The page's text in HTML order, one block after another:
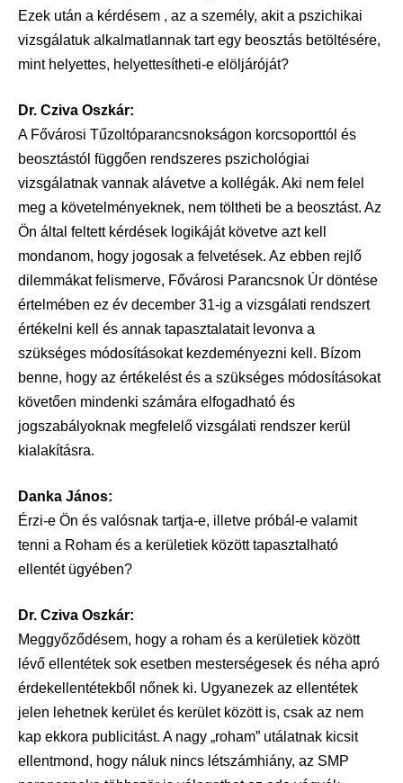
Ezek után a kérdésem , az a személy, akit a pszichikai
vizsgálatuk alkalmatlannak tart egy beosztás betöltésére,
mint helyettes, helyettesítheti-e elöljáróját?
Dr. Cziva Oszkár:
A Fővárosi Tűzoltóparancsnokságon korcsoporttól és
beosztástól függően rendszeres pszichológiai
vizsgálatnak vannak alávetve a kollégák. Aki nem felel
meg a követelményeknek, nem töltheti be a beosztást. Az
Ön által feltett kérdések logikáját követve azt kell
mondanom, hogy jogosak a felvetések. Az ebben rejlő
dilemmákat felismerve, Fővárosi Parancsnok Úr döntése
értelmében ez év december 31-ig a vizsgálati rendszert
értékelni kell és annak tapasztalatait levonva a
szükséges módosításokat kezdeményezni kell. Bízom
benne, hogy az értékelést és a szükséges módosításokat
követően mindenki számára elfogadható és
jogszabályoknak megfelelő vizsgálati rendszer kerül
kialakításra.
Danka János:
Érzi-e Ön és valósnak tartja-e, illetve próbál-e valamit
tenni a Roham és a kerületiek között tapasztalható
ellentét ügyében?
Dr. Cziva Oszkár:
Meggyőződésem, hogy a roham és a kerületiek között
lévő ellentétek sok esetben mesterségesek és néha apró
érdekellentétekből nőnek ki. Ugyanezek az ellentétek
jelen lehetnek kerület és kerület között is, csak az nem
kap ekkora publicitást. A nagy „roham” utálatnak kicsit
ellentmond, hogy náluk nincs létszámhiány, az SMP